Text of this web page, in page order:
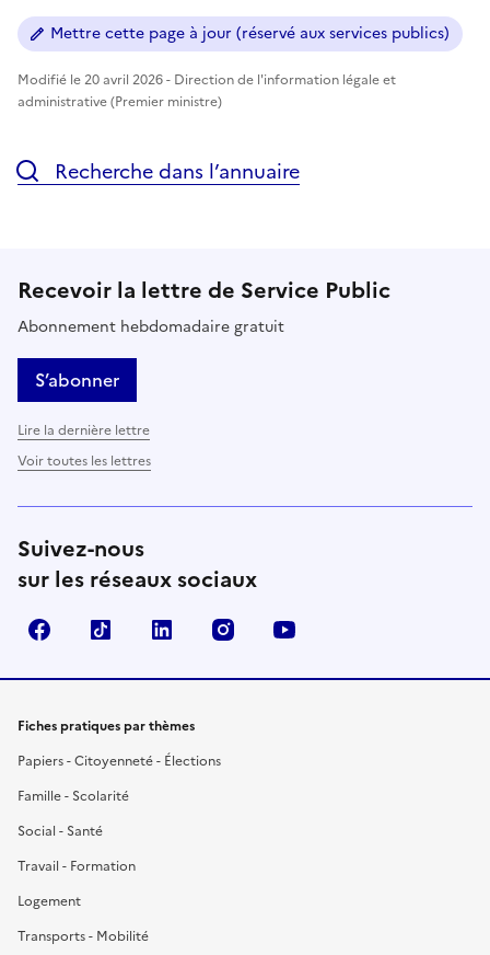
Mettre cette page à jour (réservé aux services publics)
Modifié le 20 avril 2026 - Direction de l'information légale et
administrative (Premier ministre)
Recherche dans l’annuaire
Recevoir la lettre de Service Public
Abonnement hebdomadaire gratuit
S’abonner
Lire la dernière lettre
Voir toutes les lettres
Suivez-nous
sur les réseaux sociaux
FacebookTikTok LinkedIn Instagram
Fiches pratiques par thèmes
Papiers - Citoyenneté - Élections
Famille - Scolarité
Social - Santé
Travail - Formation
Logement
Transports - Mobilité